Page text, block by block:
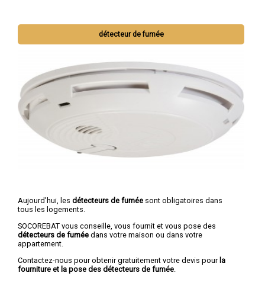
détecteur de fumée
Aujourd'hui, les détecteurs de fumée sont obligatoires dans
tous les logements.
SOCOREBAT vous conseille, vous fournit et vous pose des
détecteurs de fumée dans votre maison ou dans votre
appartement.
Contactez-nous pour obtenir gratuitement votre devis pour la
fourniture et la pose des détecteurs de fumée